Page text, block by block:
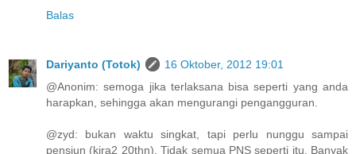
Balas
Dariyanto (Totok)
16 Oktober, 2012 19:01
@Anonim: semoga jika terlaksana bisa seperti yang anda
harapkan, sehingga akan mengurangi pengangguran.
@zyd: bukan waktu singkat, tapi perlu nunggu sampai
pensiun (kira2 20thn). Tidak semua PNS seperti itu. Banyak